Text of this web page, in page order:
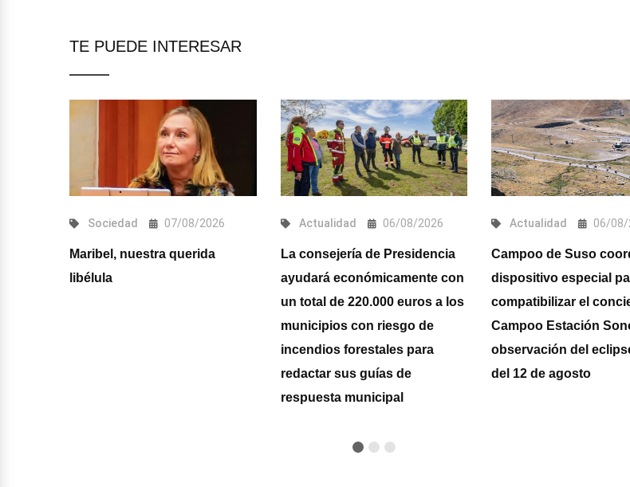
TE PUEDE INTERESAR
Sociedad 07/08/2026
Maribel, nuestra querida
libélula
Actualidad 06/08/2026
La consejería de Presidencia
ayudará económicamente con
un total de 220.000 euros a los
municipios con riesgo de
incendios forestales para
redactar sus guías de
respuesta municipal
Actualidad 06/08/
Campoo de Suso
dispositivo especial
compatibilizar el
Campoo Estación
observación del
del 12 de agosto